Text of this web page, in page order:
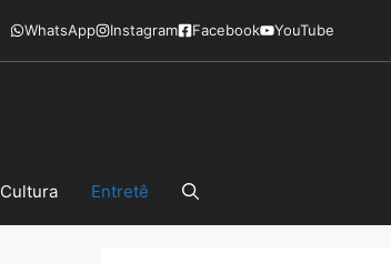
WhatsApp Instagram Facebook YouTube
Cultura Entretê